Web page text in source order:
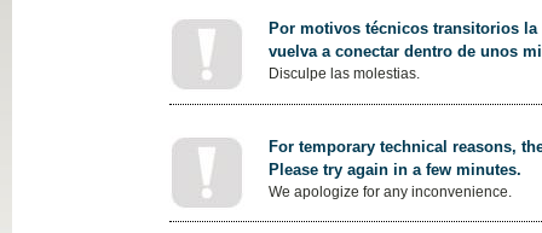
Por motivos técnicos transitorios
vuelva a conectar dentro de unos
Disculpe las molestias.
For temporary technical reasons,
Please try again in a few minutes.
We apologize for any inconvenience.